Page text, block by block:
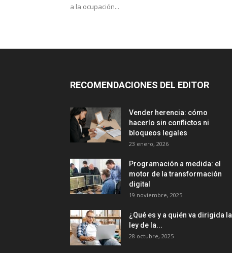
a la ocupación...
RECOMENDACIONES DEL EDITOR
Vender herencia: cómo
hacerlo sin conflictos ni
bloqueos legales
23 enero, 2026
Programación a medida: el
motor de la transformación
digital
19 noviembre, 2025
¿Qué es y a quién va dirigida la
ley de la...
28 octubre, 2025